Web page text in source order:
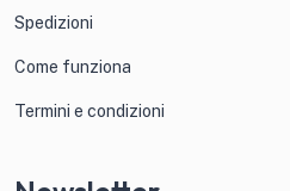
Spedizioni
Come funziona
Termini e condizioni